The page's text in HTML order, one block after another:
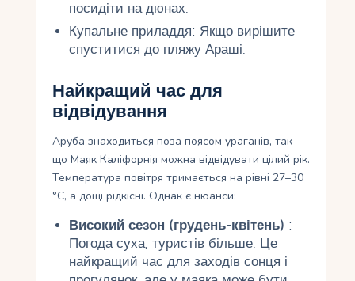
посидіти на дюнах.
Купальне приладдя: Якщо вирішите
спуститися до пляжу Араші.
Найкращий час для
відвідування
Аруба знаходиться поза поясом ураганів, так
що Маяк Каліфорнія можна відвідувати цілий рік.
Температура повітря тримається на рівні 27–30
°C, а дощі рідкісні. Однак є нюанси:
Високий сезон (грудень-квітень) :
Погода суха, туристів більше. Це
найкращий час для заходів сонця і